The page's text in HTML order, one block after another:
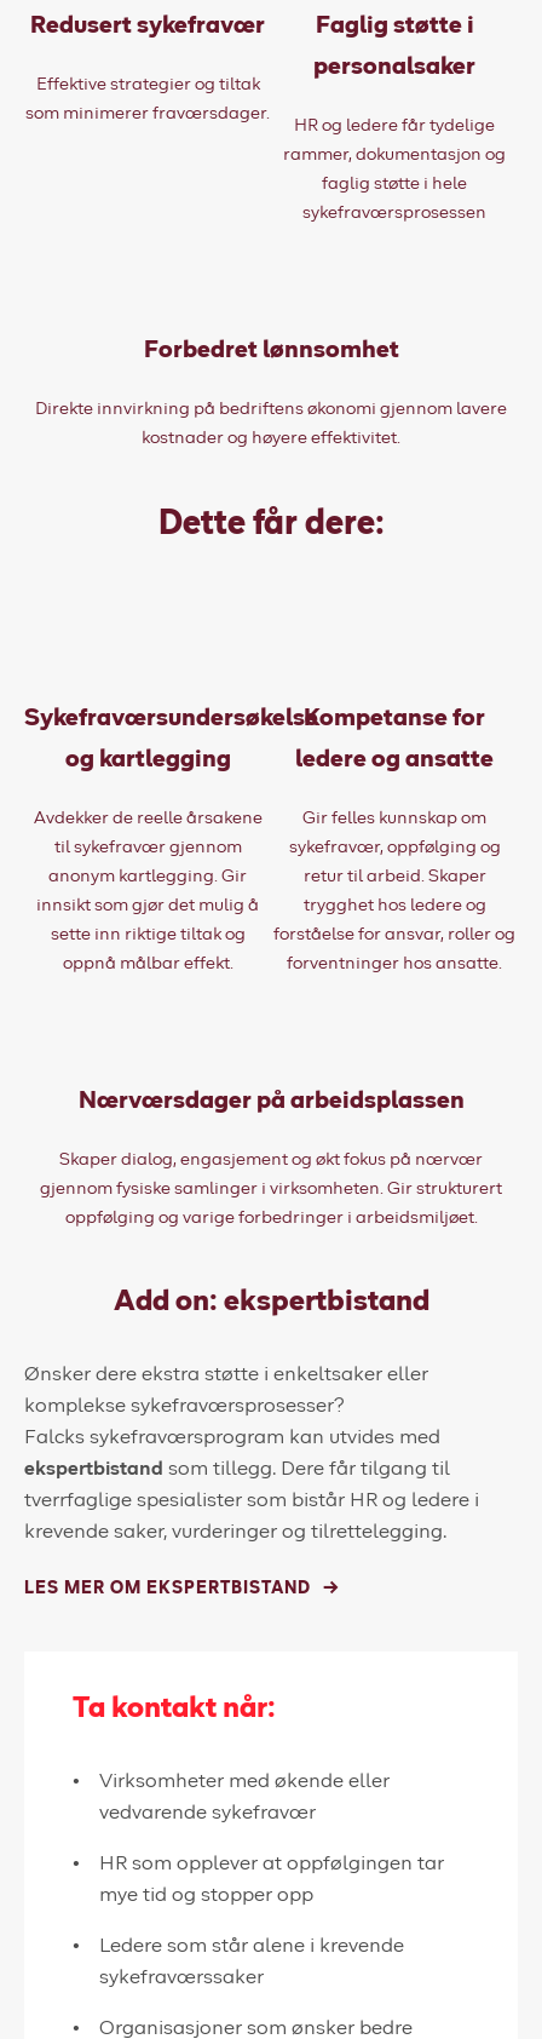
Redusert sykefravær
Effektive strategier og tiltak
som minimerer fraværsdager.
Faglig støtte i
personalsaker
HR og ledere får tydelige
rammer, dokumentasjon og
faglig støtte i hele
sykefraværsprosessen
Forbedret lønnsomhet
Direkte innvirkning på bedriftens økonomi gjennom lavere
kostnader og høyere effektivitet.
Dette får dere:
Sykefraværsundersøkelse
og kartlegging
Avdekker de reelle årsakene
til sykefravær gjennom
anonym kartlegging. Gir
innsikt som gjør det mulig å
sette inn riktige tiltak og
oppnå målbar effekt.
Kompetanse for
ledere og ansatte
Gir felles kunnskap om
sykefravær, oppfølging og
retur til arbeid. Skaper
trygghet hos ledere og
forståelse for ansvar, roller og
forventninger hos ansatte.
Nærværsdager på arbeidsplassen
Skaper dialog, engasjement og økt fokus på nærvær
gjennom fysiske samlinger i virksomheten. Gir strukturert
oppfølging og varige forbedringer i arbeidsmiljøet.
Add on: ekspertbistand
Ønsker dere ekstra støtte i enkeltsaker eller
komplekse sykefraværsprosesser?
Falcks sykefraværsprogram kan utvides med
ekspertbistand som tillegg. Dere får tilgang til
tverrfaglige spesialister som bistår HR og ledere i
krevende saker, vurderinger og tilrettelegging.
LES MER OM EKSPERTBISTAND
Ta kontakt når:
Virksomheter med økende eller
vedvarende sykefravær
HR som opplever at oppfølgingen tar
mye tid og stopper opp
Ledere som står alene i krevende
sykefraværssaker
Organisasjoner som ønsker bedre